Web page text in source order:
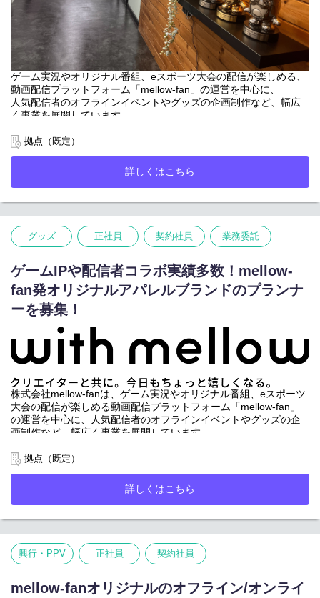
■配信者タイアップ案件の進行管理
└ キャスティング
└ 配信者へのディレクション
└ クライアント、代理店、技術スタッフ、演者、社内部署との
調整業務
└ 配信の監視（イレギュラー対応およびクオリティ管理）
【ポジションの魅力】
収録現場では責任者として、制作面での最終ジャッジを委ねられ
タイアップを皮切りに、オン/オフラインイベントやグッズ制作な
ど事業部の垣根を越えて、幅広いコンテンツを扱えるのも魅力で
└ ストーリーマーやアーティスト、声優、アイドルと仕事がで
ゲーム実況やオリジナル番組、eスポーツ大会の配信が楽しめる、
動画配信プラットフォーム「mellow-fan」の運営を中心に、
人気配信者のオフラインイベントやグッズの企画制作など、幅広
く事業を展開しています。
よりシナジーが期待できるDONUTSグループに参画。
「未来の当たり前を自ら創る。」というカンパニービジョンの
下、ゲーム配信者がより活躍できる場や、仲間が集うコミュニテ
ィを形成し、
ゲームを通じて人の人生を豊かにする、エンパワーメントできる
世界を目指しています。
【仕事内容】
信・収録の技術サポートやスタジオ運営業務を行っていただきま
す。
・オンライン配信や収録における技術サポート
・スタジオ来訪者の応対
・スタジオ、控室の予約確認対応
など
ストリーマーの方々はもちろん、アーティスト、声優、アイドル
番組など幅広いジャンルの制作サポートに携わることができるポ
ジションです！
拠点（既定）
詳しくはこちら
グッズ 正社員 契約社員 業務委託
ゲームIPや配信者コラボ実績多数！mellow-
fan発オリジナルアパレルブランドのプランナ
ーを募集！
株式会社mellow-fanは、ゲーム実況やオリジナル番組、eスポーツ
大会の配信が楽しめる動画配信プラットフォーム「mellow-fan」
の運営を中心に、人気配信者のオフラインイベントやグッズの企
画制作など、幅広く事業を展開しています。
mellow」のプランナーを募集します！
さんとのコラボレーションを主軸に展開するアパレルブランドで
ご興味のある方は、ぜひおご応募ください！
■仕事内容
「with mellow」の企画から販売、発送まで幅広くして担当してい
具体的には…
拠点（既定）
詳しくはこちら
興行・PPV 正社員 契約社員
mellow-fanオリジナルのオフライン/オンライ